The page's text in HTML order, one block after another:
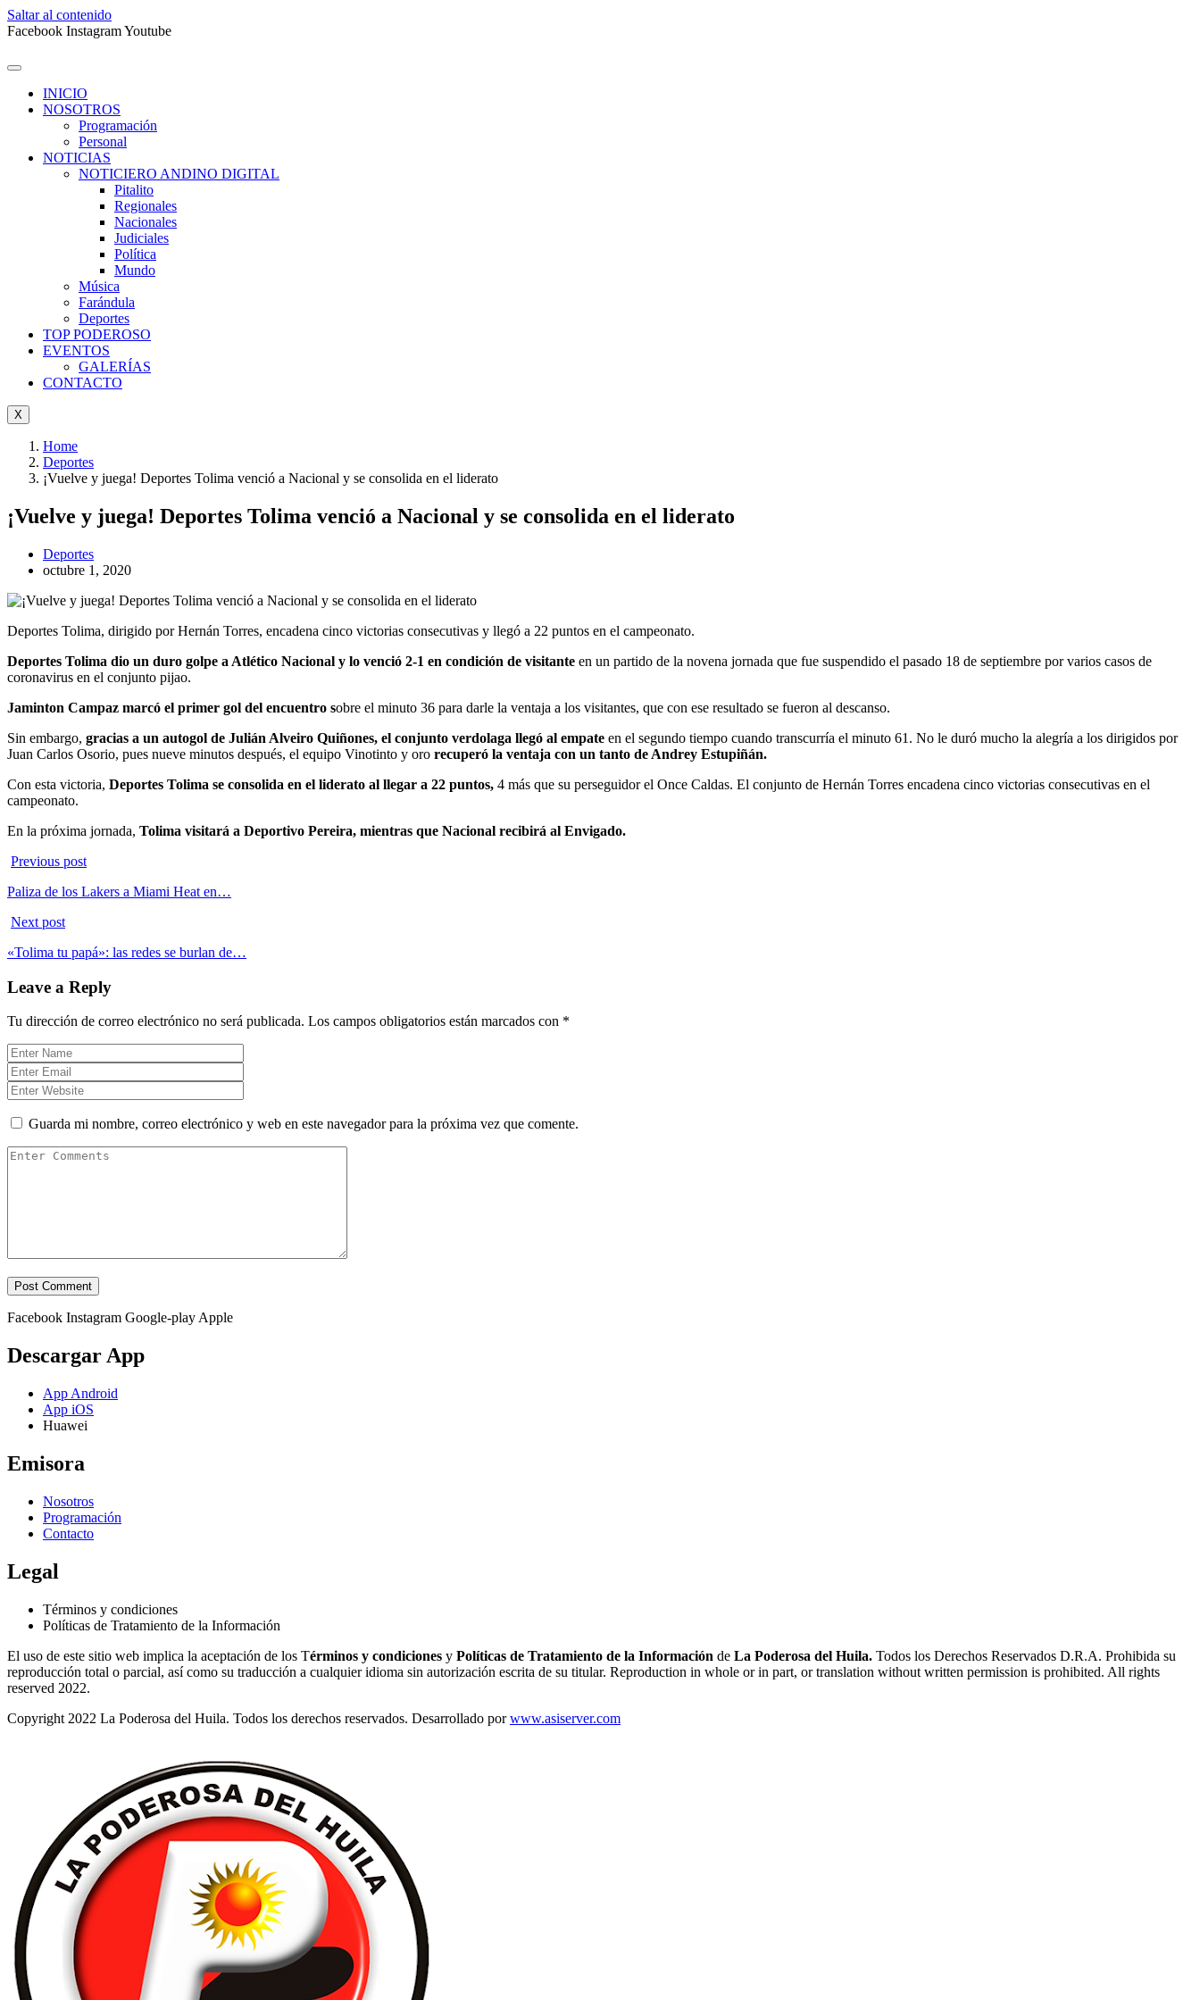
Saltar al contenido
Facebook InstagramYoutube
INICIO
NOSOTROS
Programación
Personal
NOTICIAS
NOTICIERO ANDINO DIGITAL
Pitalito
Regionales
Nacionales
Judiciales
Política
Mundo
Música
Farándula
Deportes
TOP PODEROSO
EVENTOS
GALERÍAS
CONTACTO
X
Home
Deportes
¡Vuelve y juega! Deportes Tolima venció a Nacional y se consolida en el liderato
¡Vuelve y juega! Deportes Tolima venció a Nacional y se consolida en el liderato
Deportes
octubre 1, 2020
Deportes Tolima, dirigido por Hernán Torres, encadena cinco victorias consecutivas y llegó a 22 puntos en el campeonato.
Deportes Tolima dio un duro golpe a Atlético Nacional y lo venció 2-1 en condición de visitante en un partido de la novena jornada que fue suspendido el pasado 18 de septiembre por varios casos de
coronavirus en el conjunto pijao.
Jaminton Campaz marcó el primer gol del encuentro sobre el minuto 36 para darle la ventaja a los visitantes, que con ese resultado se fueron al descanso.
Sin embargo, gracias a un autogol de Julián Alveiro Quiñones, el conjunto verdolaga llegó al empate en el segundo tiempo cuando transcurría el minuto 61. No le duró mucho la alegría a los dirigidos por
Juan Carlos Osorio, pues nueve minutos después, el equipo Vinotinto y oro recuperó la ventaja con un tanto de Andrey Estupiñán.
Con esta victoria, Deportes Tolima se consolida en el liderato al llegar a 22 puntos, 4 más que su perseguidor el Once Caldas. El conjunto de Hernán Torres encadena cinco victorias consecutivas en el
campeonato.
En la próxima jornada, Tolima visitará a Deportivo Pereira, mientras que Nacional recibirá al Envigado.
Previous post
Paliza de los Lakers a Miami Heat en…
Next post
«Tolima tu papá»: las redes se burlan de…
Leave a Reply
Tu dirección de correo electrónico no será publicada. Los campos obligatorios están marcados con *
Guarda mi nombre, correo electrónico y web en este navegador para la próxima vez que comente.
Facebook Instagram Google-play Apple
Descargar App
App Android
App iOS
Huawei
Emisora
Nosotros
Programación
Contacto
Legal
Términos y condiciones
Políticas de Tratamiento de la Información
El uso de este sitio web implica la aceptación de los Términos y condiciones y Políticas de Tratamiento de la Información de La Poderosa del Huila. Todos los Derechos Reservados D.R.A. Prohibida su
reproducción total o parcial, así como su traducción a cualquier idioma sin autorización escrita de su titular. Reproduction in whole or in part, or translation without written permission is prohibited. All rights
reserved 2022.
Copyright 2022 La Poderosa del Huila. Todos los derechos reservados. Desarrollado porwww.asiserver.com